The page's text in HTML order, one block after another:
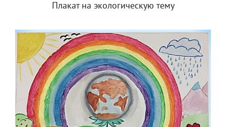
Плакат на экологическую тему